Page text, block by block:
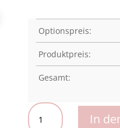
Optionspreis:
Produktpreis:
Gesamt:
SUESS
Wickelauflage
In